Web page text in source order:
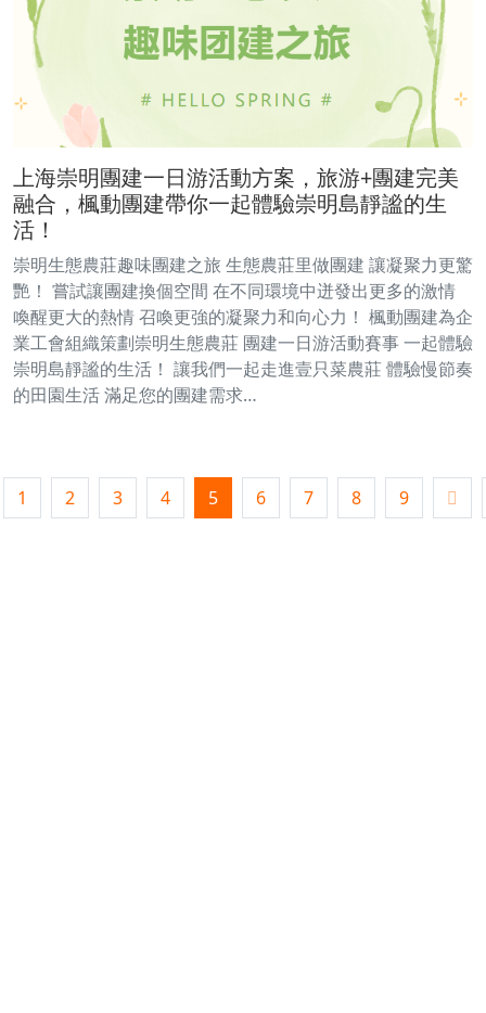
上海崇明團建一日游活動方案，旅游+團建完美
融合，楓動團建帶你一起體驗崇明島靜謐的生
活！
崇明生態農莊趣味團建之旅 生態農莊里做團建 讓凝聚力更驚
艷！ 嘗試讓團建換個空間 在不同環境中迸發出更多的激情
喚醒更大的熱情 召喚更強的凝聚力和向心力！ 楓動團建為企
業工會組織策劃崇明生態農莊 團建一日游活動賽事 一起體驗
崇明島靜謐的生活！ 讓我們一起走進壹只菜農莊 體驗慢節奏
的田園生活 滿足您的團建需求…
1 2 3 4 5 6 7 8 9